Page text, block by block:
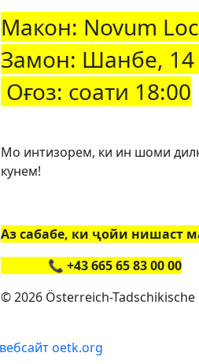
Макон: Novum
Замон: Шанбе, 14
Оғоз: соати 18:00
Мо интизорем, ки ин шоми
кунем!
Аз сабабе, ки ҷойи нишаст
📞 +43 665 65 83 00 00
© 2026 Österreich-